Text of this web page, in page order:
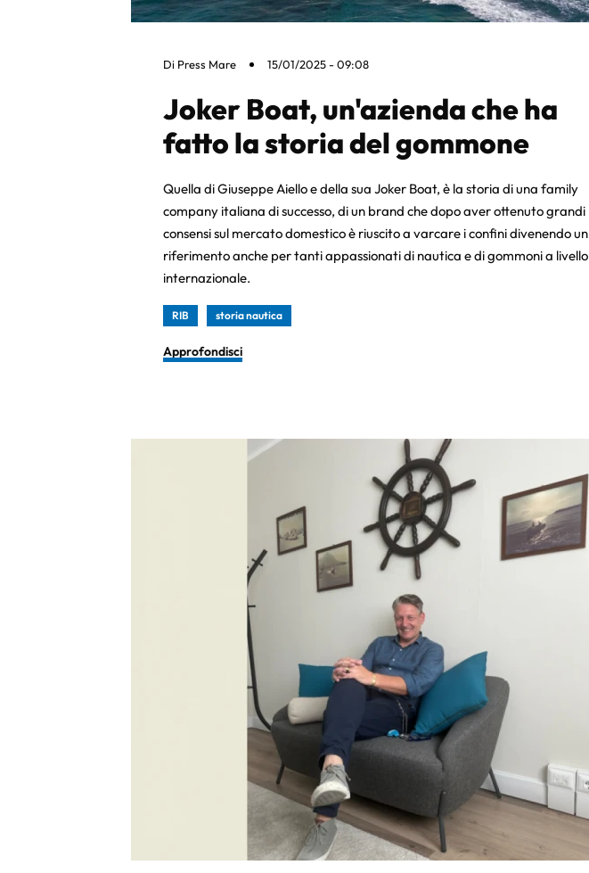
Di Press Mare 15/01/2025 - 09:08
Joker Boat, un'azienda che ha
fatto la storia del gommone
Quella di Giuseppe Aiello e della sua Joker Boat, è la storia di una family
company italiana di successo, di un brand che dopo aver ottenuto grandi
consensi sul mercato domestico è riuscito a varcare i confini divenendo un
riferimento anche per tanti appassionati di nautica e di gommoni a livello
internazionale.
RIB storia nautica
Approfondisci